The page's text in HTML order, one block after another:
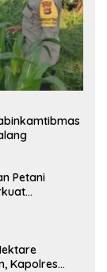
Petani
Kapolres